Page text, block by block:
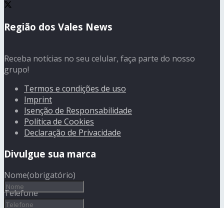
Região dos Vales News
Receba notícias no seu celular, faça parte do nosso
grupo!
Termos e condições de uso
Imprint
Isenção de Responsabilidade
Política de Cookies
Declaração de Privacidade
Divulgue sua marca
Nome(obrigatório)
Telefone